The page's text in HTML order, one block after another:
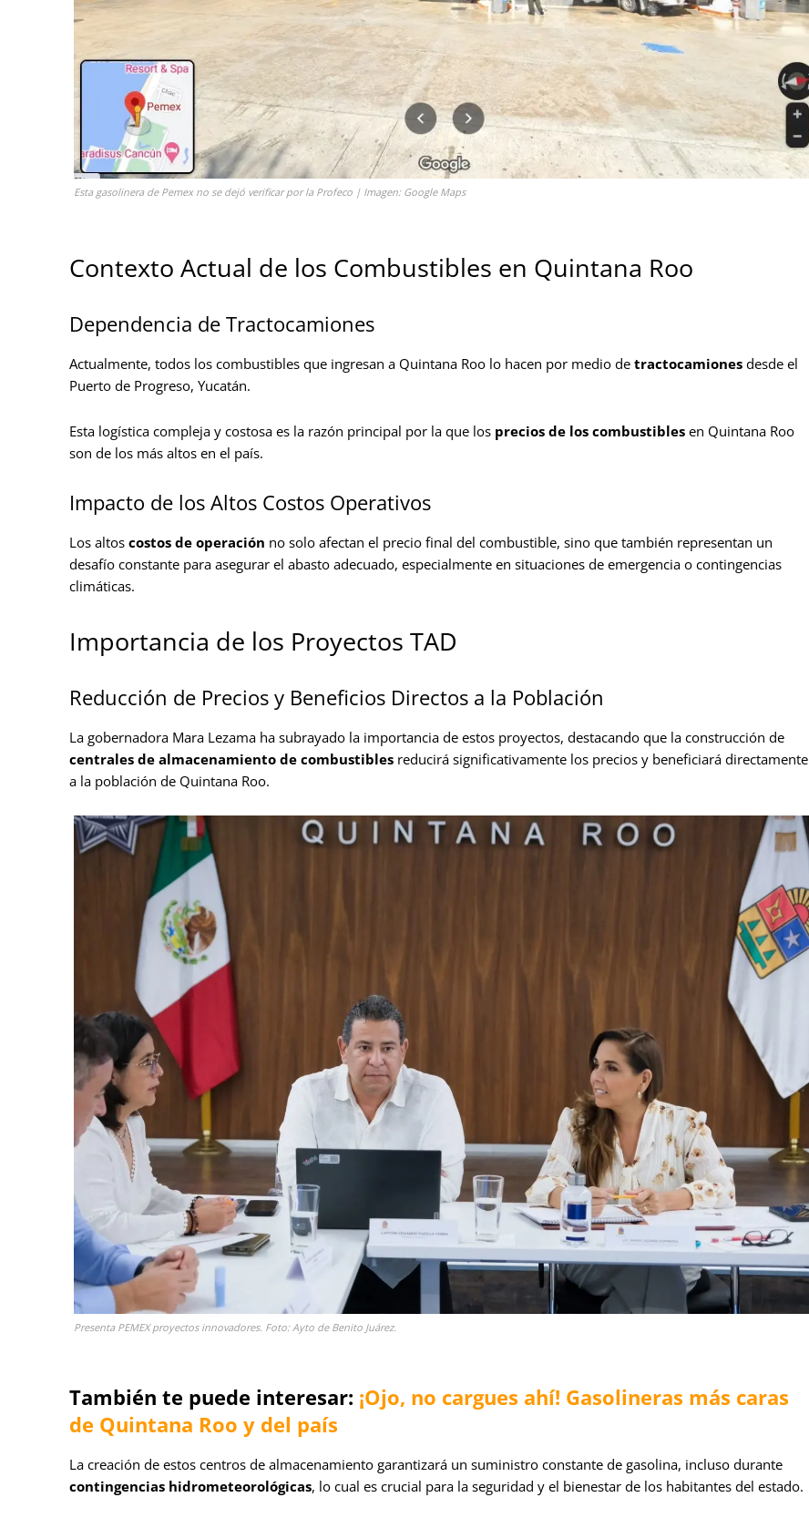
Esta gasolinera de Pemex no se dejó verificar por la Profeco | Imagen: Google Maps
Contexto Actual de los Combustibles en Quintana Roo
Dependencia de Tractocamiones
Actualmente, todos los combustibles que ingresan a Quintana Roo lo hacen por medio de tractocamiones desde el
Puerto de Progreso, Yucatán.
Esta logística compleja y costosa es la razón principal por la que los precios de los combustibles en Quintana Roo
son de los más altos en el país.
Impacto de los Altos Costos Operativos
Los altos costos de operación no solo afectan el precio final del combustible, sino que también representan un
desafío constante para asegurar el abasto adecuado, especialmente en situaciones de emergencia o contingencias
climáticas.
Importancia de los Proyectos TAD
Reducción de Precios y Beneficios Directos a la Población
La gobernadora Mara Lezama ha subrayado la importancia de estos proyectos, destacando que la construcción de
centrales de almacenamiento de combustibles reducirá significativamente los precios y beneficiará directamente
a la población de Quintana Roo.
Presenta PEMEX proyectos innovadores. Foto: Ayto de Benito Juárez.
También te puede interesar: ¡Ojo, no cargues ahí! Gasolineras más caras
de Quintana Roo y del país
La creación de estos centros de almacenamiento garantizará un suministro constante de gasolina, incluso durante
contingencias hidrometeorológicas, lo cual es crucial para la seguridad y el bienestar de los habitantes del estado.